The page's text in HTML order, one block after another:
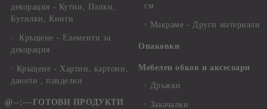
декорация - Кутии, Папки,
Бутилки, Книги
Кръщене - Елементи за
декорация
Кръщене - Хартии, картони,
данели , панделки
@--:---ГОТОВИ ПРОДУКТИ
см
Макраме - Други материали
Опаковки
Мебелен обков и аксесоари
Дръжки
Закачалки